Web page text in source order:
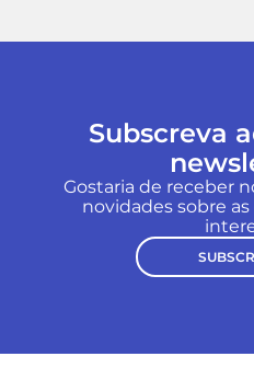
Subscreva
Gostaria de receber
novidades sobre